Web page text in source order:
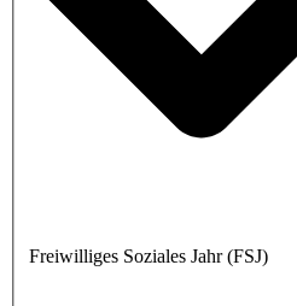
Freiwilliges Soziales Jahr (FSJ)